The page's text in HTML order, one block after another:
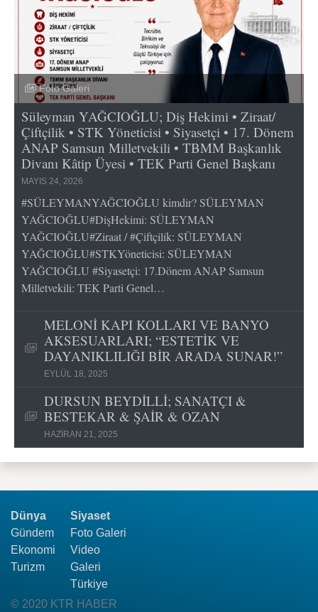
Foto Galeri
Süleyman YAĞCIOĞLU; Diş Hekimi • Ziraat/
Çiftçilik • STK Yöneticisi • Siyasetçi • 17. Dönem
ANAP Samsun Milletvekili • TBMM Başkanlık
Divanı Kâtip Üyesi • TEK Parti Genel Başkanı
MAYIS 24, 2026
#SÜLEYMANYAĞCIOĞLU kimdir? SÜLEYMAN
YAĞCIOĞLU#DişHekimi: SÜLEYMAN
YAĞCIOĞLU#Ziraat / #Çiftçilik: SÜLEYMAN
YAĞCIOĞLU#STKYöneticisi: SÜLEYMAN
YAĞCIOĞLU #Siyasetçi: 17.Dönem ANAP Samsun
Milletvekili: TEK Parti Genel…
MELONİ KAPI KOLLARI VE BANYO
AKSESUARLARI; “ESTETİK VE
DAYANIKLILIĞI BİR ARADA SUNAR!”
EYLÜL 18, 2025
DURSUN BEYDİLLİ; SANATÇI &
BESTEKAR & ŞAİR & OZAN
HAZIRAN 21, 2025
Dünya
Gündem
Ekonomi
Turizm
Siyaset
Foto Galeri
Video
Galeri
Türkiye
© 2020 KTR HABER